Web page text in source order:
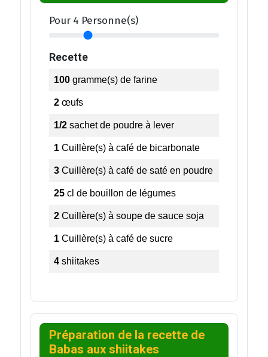
Pour 4 Personne(s)
Recette
100 gramme(s) de farine
2 œufs
1/2 sachet de poudre à lever
1 Cuillère(s) à café de bicarbonate
3 Cuillère(s) à café de saté en poudre
25 cl de bouillon de légumes
2 Cuillère(s) à soupe de sauce soja
1 Cuillère(s) à café de sucre
4 shiitakes
Préparation de la recette de
Babas aux shiitakes